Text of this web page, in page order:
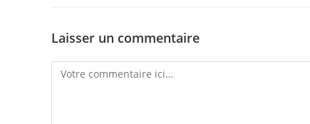
Laisser un commentaire